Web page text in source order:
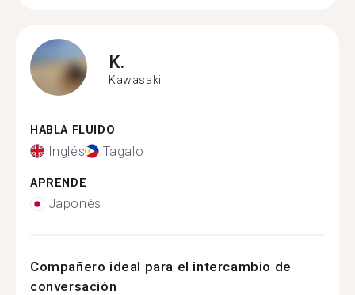
K.
Kawasaki
HABLA FLUIDO
Inglés Tagalo
APRENDE
Japonés
Compañero ideal para el intercambio de
conversación